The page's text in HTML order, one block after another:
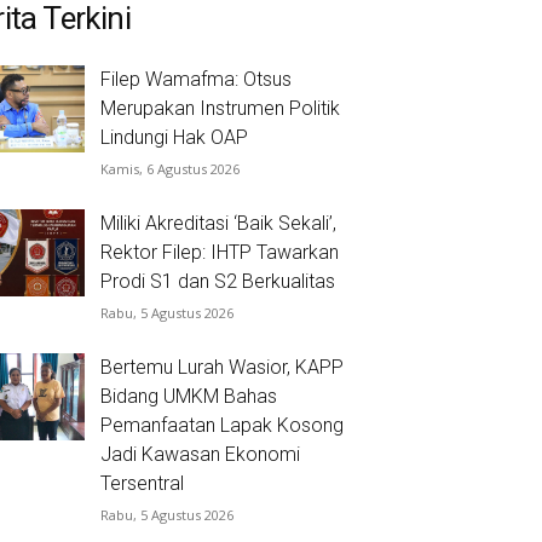
Terkini
Filep Wamafma: Otsus
Merupakan Instrumen Politik
Lindungi Hak OAP
Kamis, 6 Agustus 2026
Miliki Akreditasi ‘Baik Sekali’,
Rektor Filep: IHTP Tawarkan
Prodi S1 dan S2 Berkualitas
Rabu, 5 Agustus 2026
Bertemu Lurah Wasior, KAPP
Bidang UMKM Bahas
Pemanfaatan Lapak Kosong
Jadi Kawasan Ekonomi
Tersentral
Rabu, 5 Agustus 2026